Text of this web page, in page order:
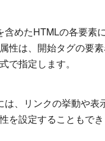
含めたHTMLの各要素
性は、開始タグの要
で指定します。
は、リンクの挙動や表
を設定することもで